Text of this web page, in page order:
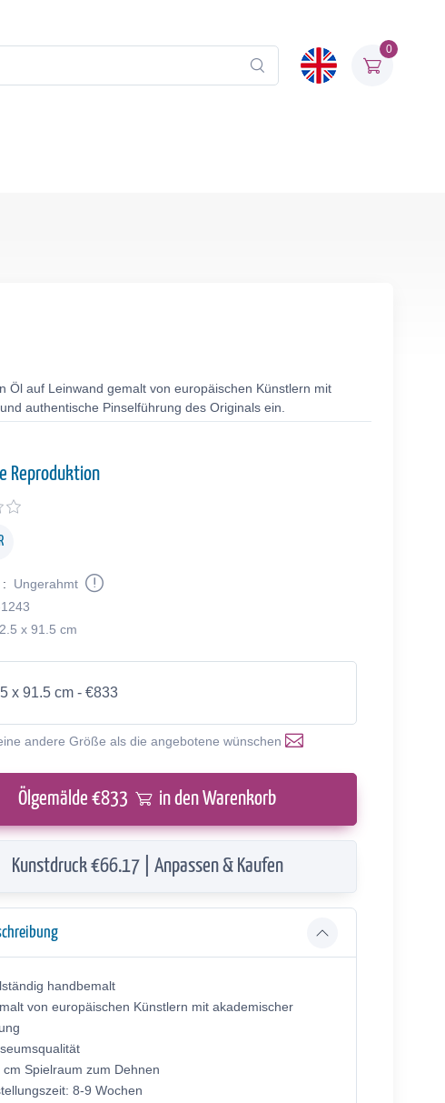
0
Öl auf Leinwand gemalt von europäischen Künstlern mit
authentische Pinselführung des Originals ein.
Reproduktion
Ungerahmt
x 91.5 cm
x 91.5 cm - €833
andere Größe als die angebotene wünschen
Ölgemälde €833 in den Warenkorb
Kunstdruck €66.17 | Anpassen & Kaufen
handbemalt
von europäischen Künstlern mit akademischer
cm Spielraum zum Dehnen
8-9 Wochen